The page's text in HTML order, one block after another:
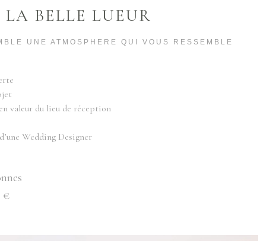
LA BELLE LUEUR
UNE ATMOSPHERE QUI VOUS RESSEMBLE
valeur du lieu de réception
Wedding Designer
€